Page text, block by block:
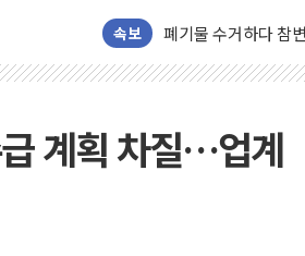
속보
서울 중랑구 주택가
李대통령 "결혼 때
추미애, '위안부' 피
인천 선재도 갯벌서
계획 차질…업계